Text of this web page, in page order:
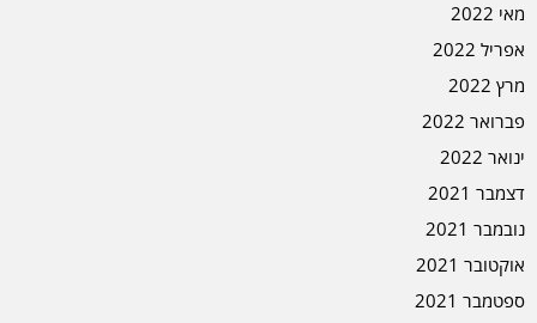
מאי 2022
אפריל 2022
מרץ 2022
פברואר 2022
ינואר 2022
דצמבר 2021
נובמבר 2021
אוקטובר 2021
ספטמבר 2021